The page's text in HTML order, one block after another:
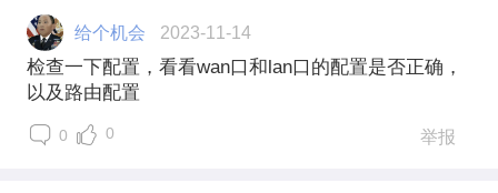
给个机会 2023-11-14
检查一下配置，看看wan口和lan口的配置是否正确，
以及路由配置
0 0 举报